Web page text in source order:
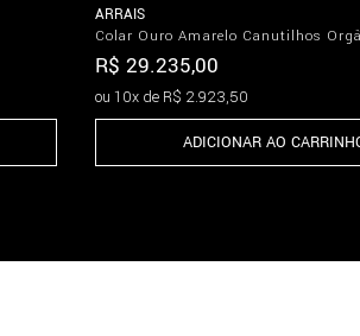
ARRAIS
Colar Ouro Amarelo Canutilhos
R$ 29.235,00
ou 10x de R$ 2.923,50
ADICIONAR AO